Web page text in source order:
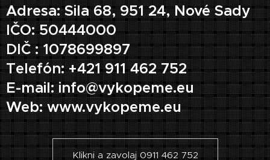
Adresa: Sila 68, 951 24, Nové Sady
IČO: 50444000
DIČ : 1078699897
Telefón: +421 911 462 752
E-mail: info@vykopeme.eu
Web: www.vykopeme.eu
Klikni a zavolaj 0911 462 752